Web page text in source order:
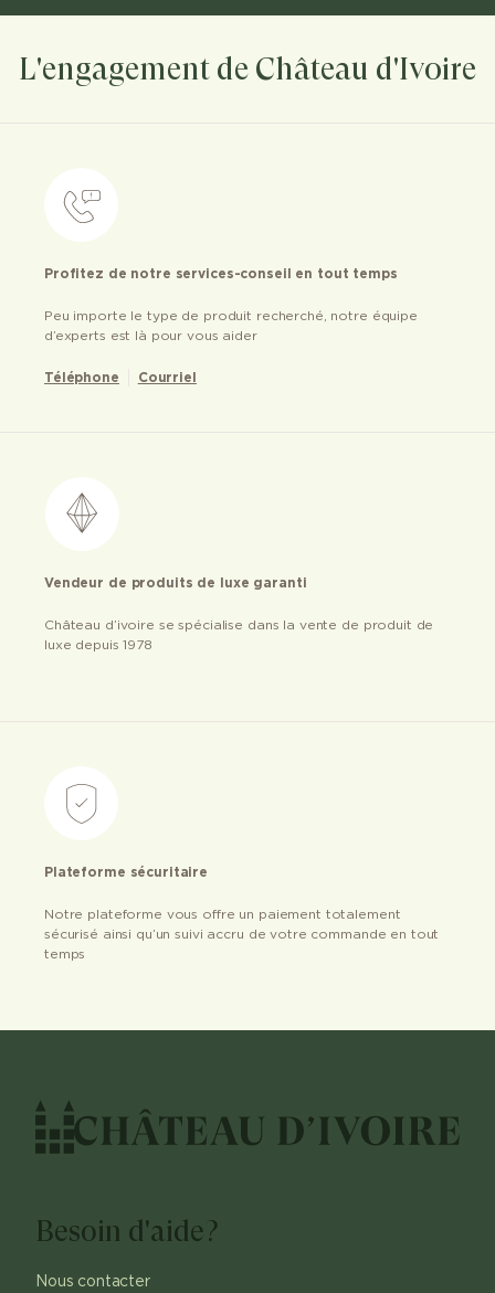
L'engagement de Château d'Ivoire
Profitez de notre services-conseil en tout temps
Peu importe le type de produit recherché, notre équipe
d’experts est là pour vous aider
Téléphone Courriel
Vendeur de produits de luxe garanti
Château d’ivoire se spécialise dans la vente de produit de
luxe depuis 1978
Plateforme sécuritaire
Notre plateforme vous offre un paiement totalement
sécurisé ainsi qu’un suivi accru de votre commande en tout
temps
Besoin d'aide?
Nous contacter